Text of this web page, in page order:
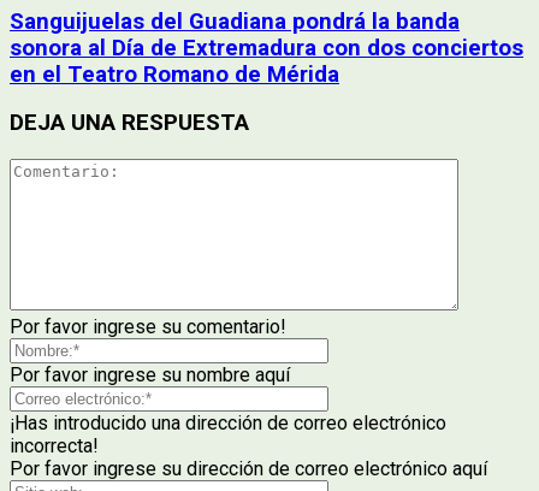
Sanguijuelas del Guadiana pondrá la banda
sonora al Día de Extremadura con dos conciertos
en el Teatro Romano de Mérida
DEJA UNA RESPUESTA
Por favor ingrese su comentario!
Por favor ingrese su nombre aquí
¡Has introducido una dirección de correo electrónico
incorrecta!
Por favor ingrese su dirección de correo electrónico aquí